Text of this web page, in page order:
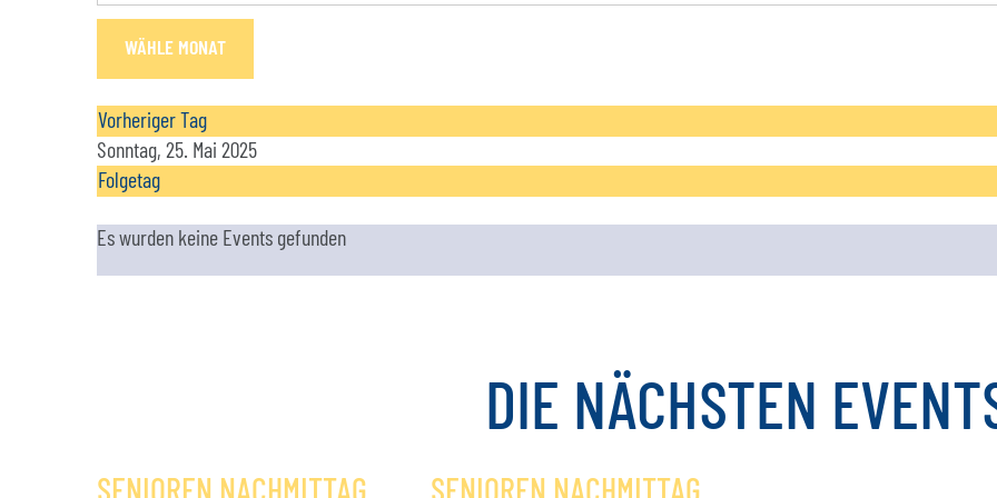
WÄHLE MONAT
Vorheriger Tag
Sonntag, 25. Mai 2025
Folgetag
Es wurden keine Events gefunden
DIE NÄCHSTEN